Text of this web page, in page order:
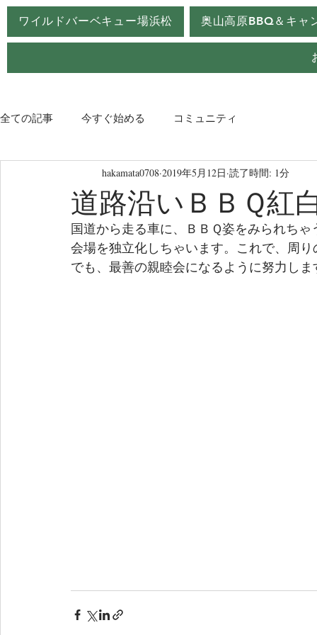
ワイルドバーベキュー場浜松 奥山高原BBQ＆キャ
全ての記事 今すぐ始める コミュニティ
道路沿いＢＢＱ紅
hakamata0708 2019年5月12日 読了時間: 1分
国道から走る車に、ＢＢＱ姿をみられち
会場を独立化しちゃいます。これで、周
でも、最善の親睦会になるように努力しま